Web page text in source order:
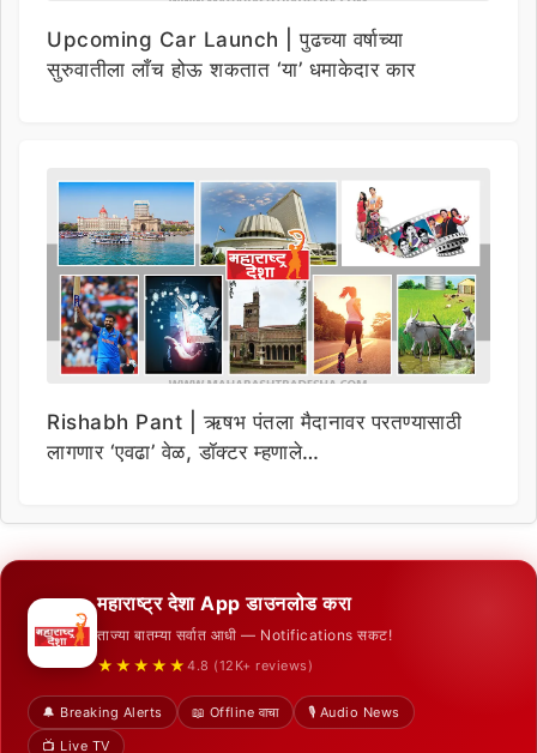
Upcoming Car Launch | पुढच्या वर्षाच्या
सुरुवातीला लाँच होऊ शकतात ‘या’ धमाकेदार कार
Rishabh Pant | ऋषभ पंतला मैदानावर परतण्यासाठी
लागणार ‘एवढा’ वेळ, डॉक्टर म्हणाले…
महाराष्ट्र देशा App डाउनलोड करा
ताज्या बातम्या सर्वात आधी — Notifications सकट!
★★★★★ 4.8 (12K+ reviews)
🔔 Breaking Alerts 📖 Offline वाचा
🎙️ Audio News
📺 Live TV